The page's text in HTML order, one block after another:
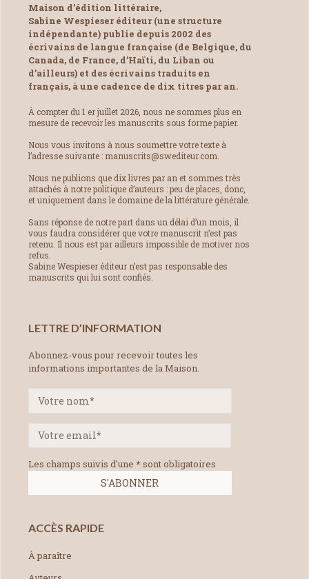
Maison d’édition littéraire,
Sabine Wespieser éditeur (une structure
indépendante) publie depuis 2002 des
écrivains de langue française (de Belgique, du
Canada, de France, d’Haïti, du Liban ou
d’ailleurs) et des écrivains traduits en
français, à une cadence de dix titres par an.
À compter du 1 er juillet 2026, nous ne sommes plus en
mesure de recevoir les manuscrits sous forme papier.
Nous vous invitons à nous soumettre votre texte à
l’adresse suivante : manuscrits@swediteur.com.
Nous ne publions que dix livres par an et sommes très
attachés à notre politique d’auteurs : peu de places, donc,
et uniquement dans le domaine de la littérature générale.
Sans réponse de notre part dans un délai d’un mois, il
vous faudra considérer que votre manuscrit n’est pas
retenu. Il nous est par ailleurs impossible de motiver nos
refus.
Sabine Wespieser éditeur n’est pas responsable des
manuscrits qui lui sont confiés.
LETTRE D’INFORMATION
Abonnez-vous pour recevoir toutes les
informations importantes de la Maison.
Les champs suivis d'une * sont obligatoires
ACCÈS RAPIDE
À paraître